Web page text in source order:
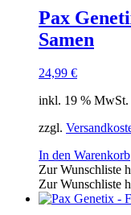
Pax
Samen
24,99 €
inkl. 19 % MwSt.
zzgl.
In den Warenkorb
Zur Wunschliste
Zur Wunschliste